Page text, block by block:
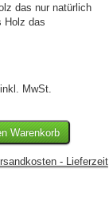
das nur natürlich
Holz das
MwSt.
- Lieferzeit